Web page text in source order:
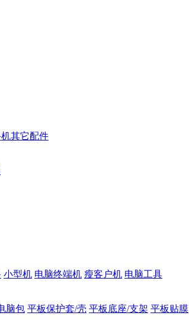
其它配件
小型机 电脑终端机 瘦客户机 电脑工具
脑包 平板保护套/壳 平板底座/支架 平板贴膜